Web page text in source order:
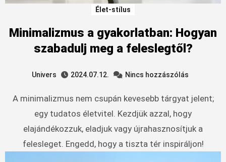
Élet-stílus
Minimalizmus a gyakorlatban: Hogyan
szabadulj meg a feleslegtől?
Univers 2024.07.12. Nincs hozzászólás
A minimalizmus nem csupán kevesebb tárgyat jelent;
egy tudatos életvitel. Kezdjük azzal, hogy
elajándékozzuk, eladjuk vagy újrahasznosítjuk a
felesleget. Engedd, hogy a tiszta tér inspiráljon!